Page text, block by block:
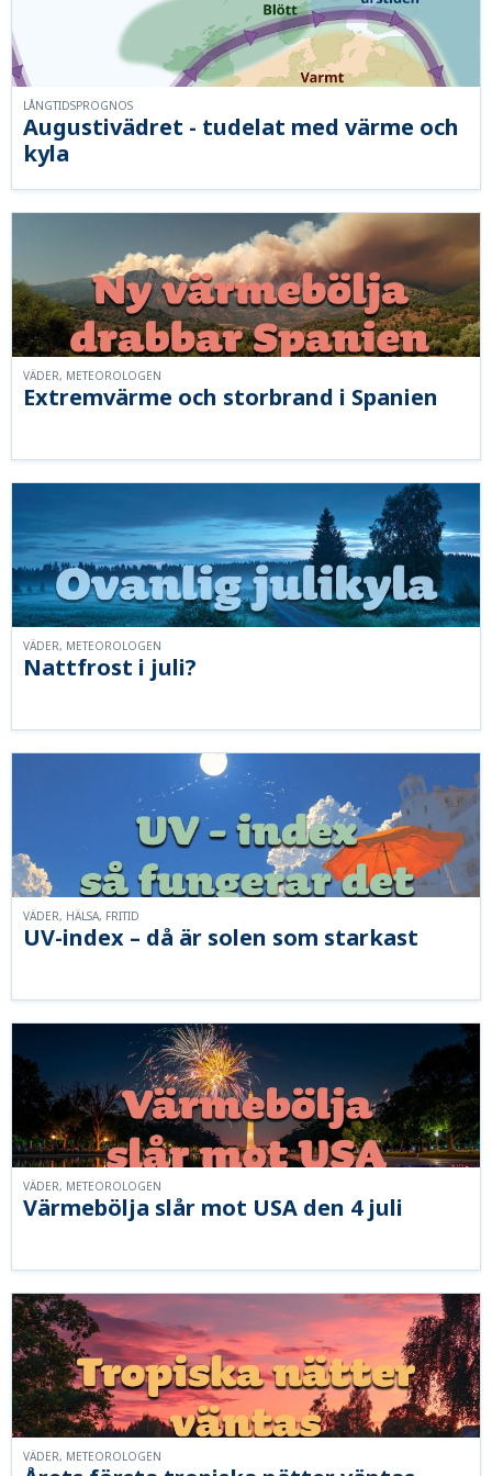
Augustivädret - tudelat med värme och
kyla
LÅNGTIDSPROGNOS
Extremvärme och storbrand i Spanien
VÄDER, METEOROLOGEN
Nattfrost i juli?
VÄDER, METEOROLOGEN
UV-index – då är solen som starkast
VÄDER, HÄLSA, FRITID
Värmebölja slår mot USA den 4 juli
VÄDER, METEOROLOGEN
VÄDER, METEOROLOGEN